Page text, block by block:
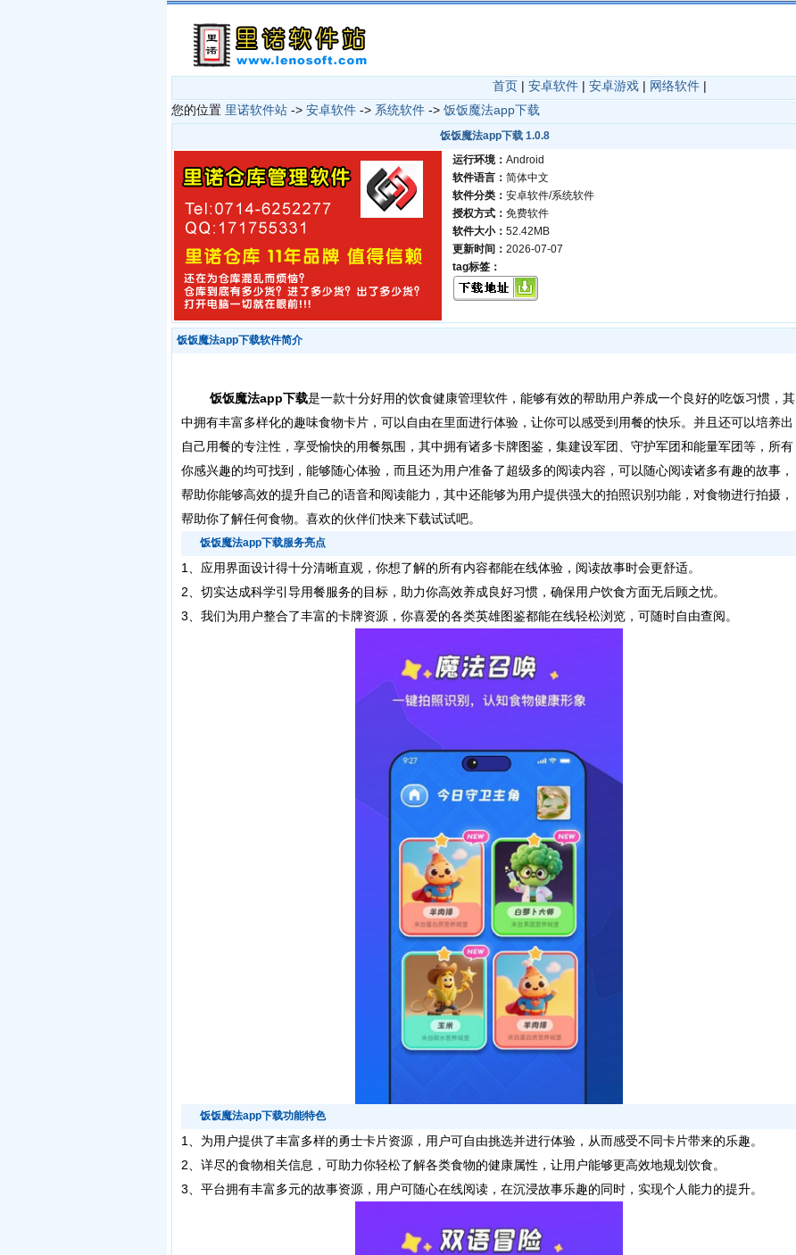
首页 | 安卓软件 | 安卓游戏 | 网络软件 |
您的位置 里诺软件站 -> 安卓软件 -> 系统软件 -> 饭饭魔法app下载
饭饭魔法app下载 1.0.8
运行环境： Android
软件语言： 简体中文
软件分类： 安卓软件/系统软件
授权方式： 免费软件
软件大小： 52.42MB
更新时间： 2026-07-07
tag标签：
饭饭魔法app下载软件简介
饭饭魔法app下载是一款十分好用的饮食健康管理软件，能够有效的帮助用户养成一个良好的吃饭习惯，其
中拥有丰富多样化的趣味食物卡片，可以自由在里面进行体验，让你可以感受到用餐的快乐。并且还可以培养出
自己用餐的专注性，享受愉快的用餐氛围，其中拥有诸多卡牌图鉴，集建设军团、守护军团和能量军团等，所有
你感兴趣的均可找到，能够随心体验，而且还为用户准备了超级多的阅读内容，可以随心阅读诸多有趣的故事，
帮助你能够高效的提升自己的语音和阅读能力，其中还能够为用户提供强大的拍照识别功能，对食物进行拍摄，
帮助你了解任何食物。喜欢的伙伴们快来下载试试吧。
饭饭魔法app下载服务亮点
1、应用界面设计得十分清晰直观，你想了解的所有内容都能在线体验，阅读故事时会更舒适。
2、切实达成科学引导用餐服务的目标，助力你高效养成良好习惯，确保用户饮食方面无后顾之忧。
3、我们为用户整合了丰富的卡牌资源，你喜爱的各类英雄图鉴都能在线轻松浏览，可随时自由查阅。
饭饭魔法app下载功能特色
1、为用户提供了丰富多样的勇士卡片资源，用户可自由挑选并进行体验，从而感受不同卡片带来的乐趣。
2、详尽的食物相关信息，可助力你轻松了解各类食物的健康属性，让用户能够更高效地规划饮食。
3、平台拥有丰富多元的故事资源，用户可随心在线阅读，在沉浸故事乐趣的同时，实现个人能力的提升。